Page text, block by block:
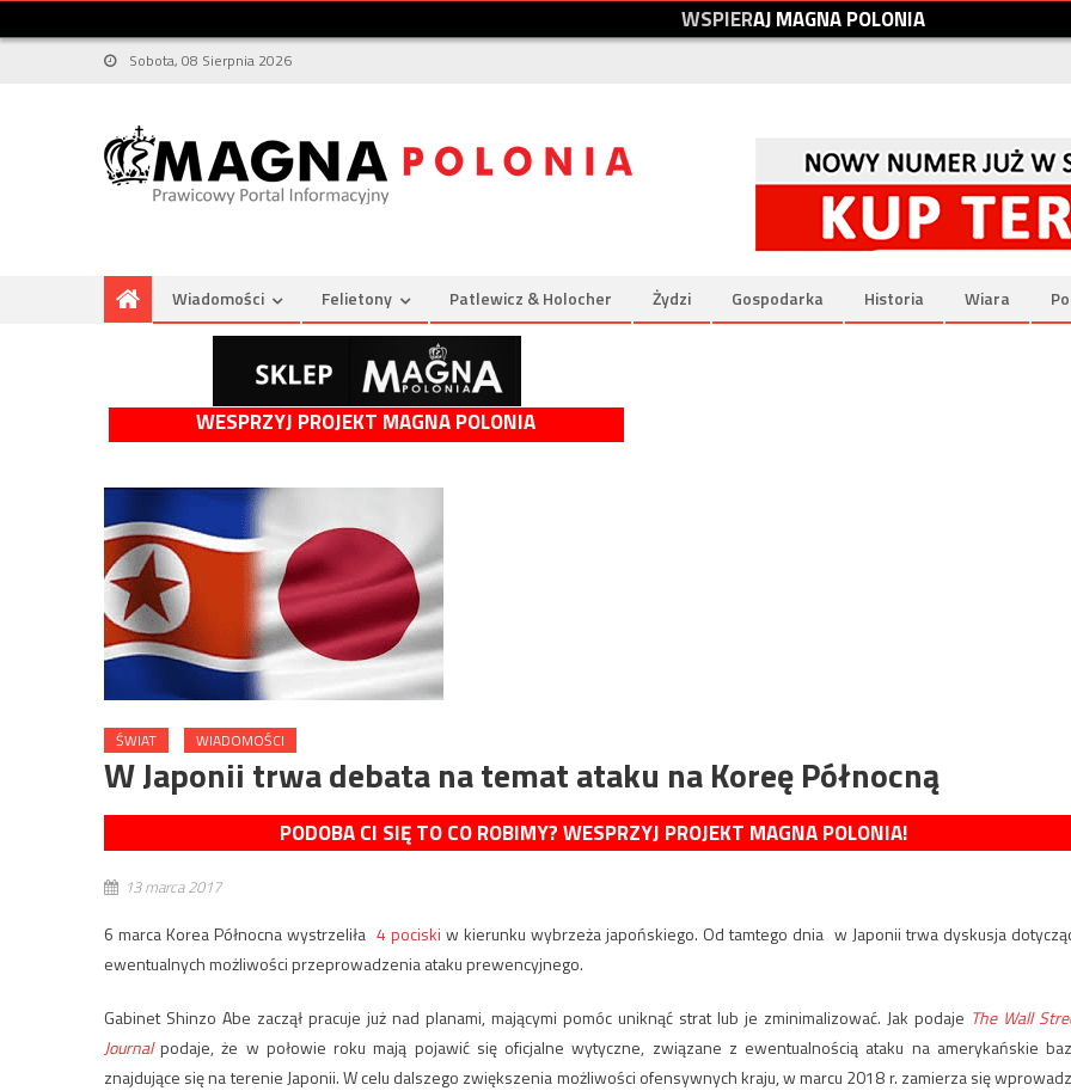
WSPIERAJMAGNAPOLONIA
Sobota, 08 Sierpnia 2026
Wiadomości Felietony Patlewicz & Holocher Żydzi Gospodarka Historia Wiara
WESPRZYJ PROJEKT MAGNA POLONIA
ŚWIAT WIADOMOŚCI
W Japonii trwa debata na temat ataku na Koreę Północną
PODOBA CI SIĘ TO CO ROBIMY? WESPRZYJ PROJEKT MAGNA POLONIA!
13 marca 2017
6 marca Korea Północna wystrzeliła 4 pociski w kierunku wybrzeża japońskiego. Od tamtego dnia w Japonii trwa dyskusja
ewentualnych możliwości przeprowadzenia ataku prewencyjnego.
Gabinet Shinzo Abe zaczął pracuje już nad planami, mającymi pomóc uniknąć strat lub je zminimalizować. Jak podaje The Wall
Journalpodaje, że w połowie roku mają pojawić się oficjalne wytyczne, związane z ewentualnością ataku na amerykańskie
znajdujące się na terenie Japonii. W celu dalszego zwiększenia możliwości ofensywnych kraju, w marcu 2018 r. zamierza się